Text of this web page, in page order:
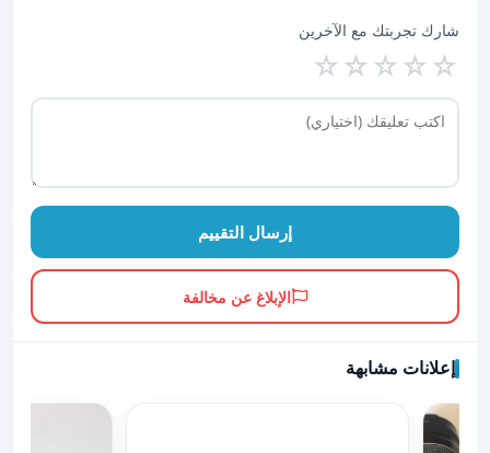
شارك تجربتك مع الآخرين
☆
☆
☆
☆
☆
إرسال التقييم
الإبلاغ عن مخالفة
إعلانات مشابهة